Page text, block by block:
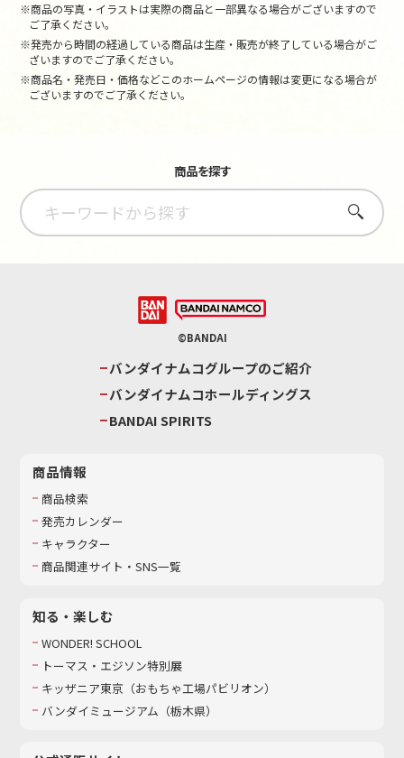
※商品の写真・イラストは実際の商品と一部異なる場合がございますので
ご了承ください。
※発売から時間の経過している商品は生産・販売が終了している場合がご
ざいますのでご了承ください。
※商品名・発売日・価格などこのホームページの情報は変更になる場合が
ございますのでご了承ください。
商品を探す
さがす
©BANDAI
バンダイナムコグループのご紹介
バンダイナムコホールディングス
BANDAI SPIRITS
商品情報
商品検索
発売カレンダー
キャラクター
商品関連サイト・SNS一覧
知る・楽しむ
WONDER! SCHOOL
トーマス・エジソン特別展
キッザニア東京（おもちゃ工場パビリオン）​
バンダイミュージアム（栃木県）